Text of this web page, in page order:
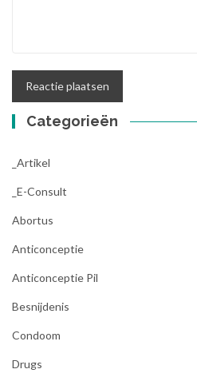
Categorieën
_Artikel
_E-Consult
Abortus
Anticonceptie
Anticonceptie Pil
Besnijdenis
Condoom
Drugs